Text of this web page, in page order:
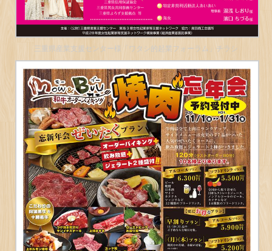
三重県産業支援センター様「ワタシ的起業フォーラム」チラシ